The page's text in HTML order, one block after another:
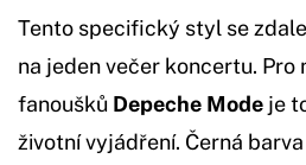
Tento specifický styl se
na jeden večer koncertu. Pro
fanoušků Depeche Mode je
životní vyjádření. Černá